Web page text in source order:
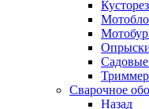
Садовые
Сварочное
Назад